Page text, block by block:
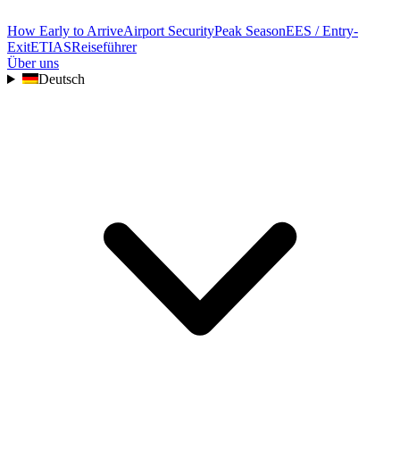
How Early to ArriveAirport SecurityPeak SeasonEES / Entry-
ExitETIASReiseführer
Über uns
Deutsch